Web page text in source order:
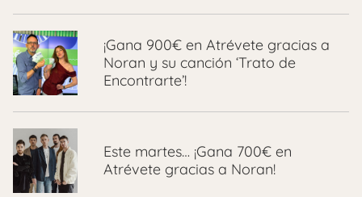
¡Gana 900€ en Atrévete gracias a
Noran y su canción ‘Trato de
Encontrarte’!
Este martes… ¡Gana 700€ en
Atrévete gracias a Noran!